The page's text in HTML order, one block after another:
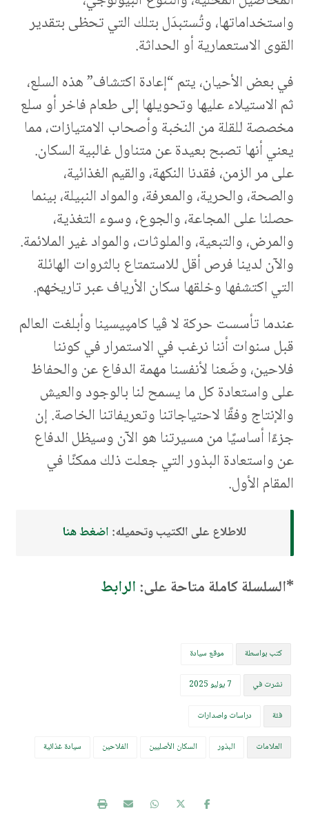
واستخداماتها، وتُستبدَل بتلك التي تحظى بتقدير
القوى الاستعمارية أو الحداثة.
في بعض الأحيان، يتم “إعادة اكتشاف” هذه السلع،
ثم الاستيلاء عليها وتحويلها إلى طعام فاخر أو سلع
مخصصة للقلة من النخبة وأصحاب الامتيازات، مما
يعني أنها تصبح بعيدة عن متناول غالبية السكان.
على مر الزمن، فقدنا النكهة، والقيم الغذائية،
والصحة، والحرية، والمعرفة، والمواد النبيلة، بينما
حصلنا على المجاعة، والجوع، وسوء التغذية،
والمرض، والتبعية، والملوثات، والمواد غير الملائمة.
والآن لدينا فرص أقل للاستمتاع بالثروات الهائلة
التي اكتشفها وخلقها سكان الأرياف عبر تاريخهم.
عندما تأسست حركة لا ڨيا كامپيسينا وأبلغت العالم
قبل سنوات أننا نرغب في الاستمرار في كوننا
فلاحين، وضَعنا لأنفسنا مهمة الدفاع عن والحفاظ
على واستعادة كل ما يسمح لنا بالوجود والعيش
والإنتاج وفقًا لاحتياجاتنا وتعريفاتنا الخاصة. إن
جزءًا أساسيًا من مسيرتنا هو الآن وسيظل الدفاع
عن واستعادة البذور التي جعلت ذلك ممكنًا في
المقام الأول.
للاطلاع على الكتيب وتحميله: اضغط هنا
*السلسلة كاملة متاحة على:الرابط
كتب بواسطة موقع سيادة
نشرت في 7 يوليو 2025
فئة دراسات واصدارات
العلامات البذور السكان الأصليين الفلاحين سيادة غذائية